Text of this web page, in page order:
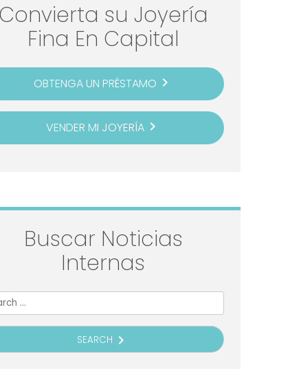
Convierta su Joyería
Fina En Capital
OBTENGA UN PRÉSTAMO navigate_next
VENDER MI JOYERÍAnavigate_next
Buscar Noticias
Internas
SEARCH navigate_next